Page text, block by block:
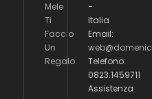
Mele
Ti
Faccio
Un
Regalo
-
Italia
Email:
Telefono:
0823.1459711
Assistenza